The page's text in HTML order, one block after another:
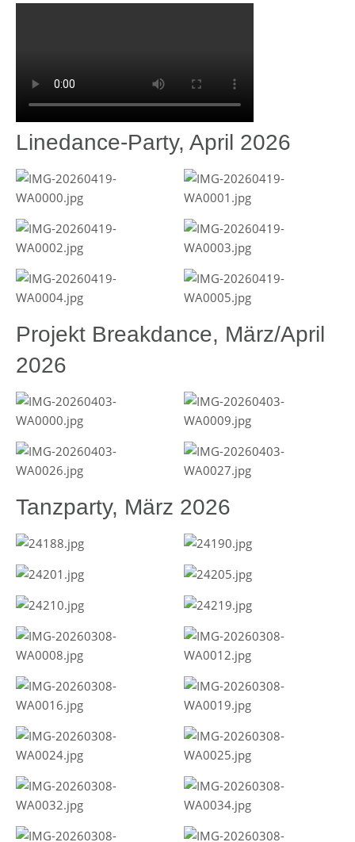
Linedance-Party, April 2026
Projekt Breakdance, März/April
2026
Tanzparty, März 2026